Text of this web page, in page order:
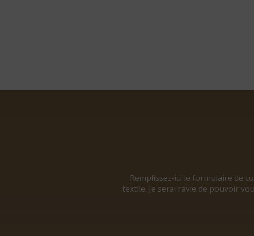
Remplissez-ici le formulaire de
textile. Je serai ravie de pouvoir